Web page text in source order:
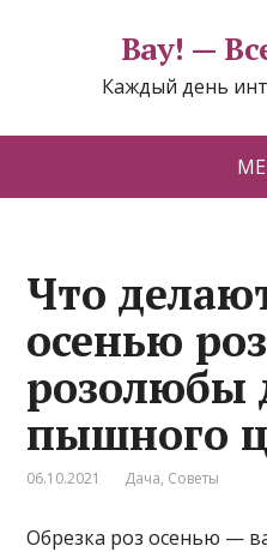
Вау! —
Каждый день
Что
осенью
розолюбы
пышного
06.10.2021 Дача, Советы
Обрезка роз осенью —